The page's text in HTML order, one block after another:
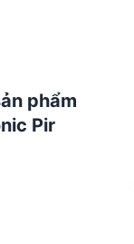
phẩm
Pir